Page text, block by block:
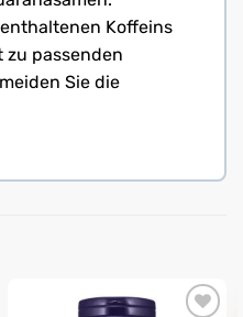
Koffeins
zu passenden
Sie die